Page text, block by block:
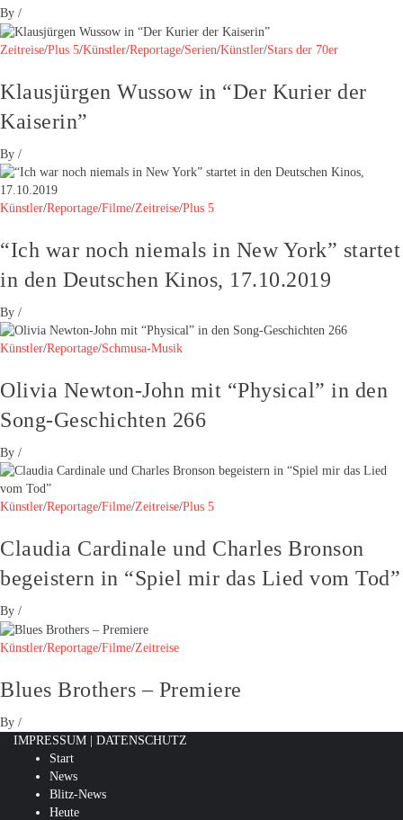
By /
Zeitreise/Plus 5/Künstler/Reportage/Serien/Künstler/Stars der 70er
Klausjürgen Wussow in “Der Kurier der
Kaiserin”
By /
Künstler/Reportage/Filme/Zeitreise/Plus 5
“Ich war noch niemals in New York” startet
in den Deutschen Kinos, 17.10.2019
By /
Künstler/Reportage/Schmusa-Musik
Olivia Newton-John mit “Physical” in den
Song-Geschichten 266
By /
Künstler/Reportage/Filme/Zeitreise/Plus 5
Claudia Cardinale und Charles Bronson
begeistern in “Spiel mir das Lied vom Tod”
By /
Künstler/Reportage/Filme/Zeitreise
Blues Brothers – Premiere
By /
IMPRESSUM
DATENSCHUTZ
Start
News
Blitz-News
Heute